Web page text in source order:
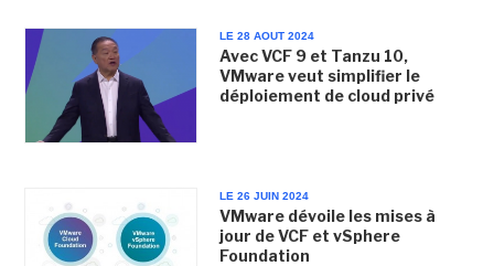
LE 28 AOUT 2024
Avec VCF 9 et Tanzu 10,
VMware veut simplifier le
déploiement de cloud privé
LE 26 JUIN 2024
VMware dévoile les mises à
jour de VCF et vSphere
Foundation